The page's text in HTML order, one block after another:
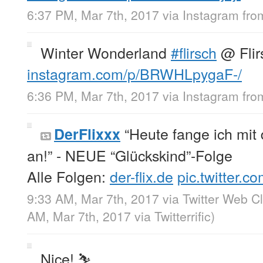
6:37 PM, Mar 7th, 2017 via Instagram
Winter Wonderland #flirsch @
instagram.com/p/BRWHLpygaF-/
6:36 PM, Mar 7th, 2017 via Instagram
DerFlixxx “Heute fange ich
an!” - NEUE “Glückskind”-Folge
Alle Folgen: der-flix.de
9:33 AM, Mar 7th, 2017 via Twitter Web
AM, Mar 7th, 2017 via Twitterrific)
Nice! ⛷